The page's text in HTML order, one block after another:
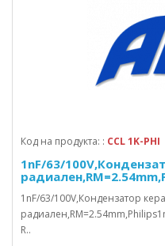
Код на продукта: : CCL 1K-PHI
1nF/63/
1nF/63/100V,Кондензатор
R..